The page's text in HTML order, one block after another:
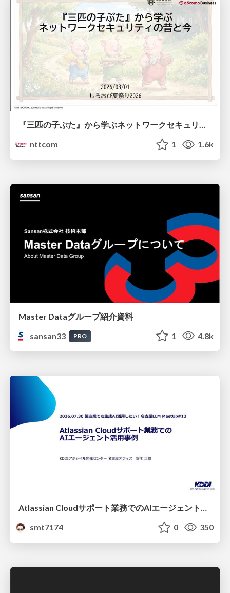
『三匹の子ぶた』から学ぶネットワークセキュリティの昔と今 / Network Security: Then and Now Through the Lens of The Three Little Pigs
nttcom
1 1.6k
Master Dataグループ紹介資料
sansan33
PRO 1 4.8k
Atlassian Cloudサポート業務でのAIエージェント活用事例
smt7174
0 350